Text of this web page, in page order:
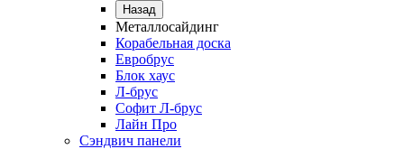
Назад
Металлосайдинг
Корабельная доска
Евробрус
Блок хаус
Л-брус
Софит Л-брус
Лайн Про
Сэндвич панели